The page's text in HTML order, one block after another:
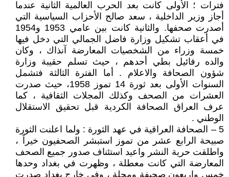
فترات ؛ الأولى كانت بعد الحرب العالمية الثانية عندما
أجاز وزير الداخلية ، سعد صالح الأحزاب السياسية التي
أصدرت صحفها. والثانية كانت بين عامي 1953 و1954
في أعقاب تشكيل وزارة فاضل الجمالي التي دخل فيها
خمسة وزراء من الشخصيات المعارضة آنذاك ، وكان
والده رفائيل بطي أحدهم ، حيث تسلم حقيبة وزارة
شؤون الصحافة والاعلام . أما الفترة الثالثة فتشمل
السنوات الأولى بعد ثورة 14 تموز 1958، حيث صدرت
العشرات من الصحف وكذلك المجلات الثقافية ، كما
عرف العراق الصحافة الكردية قبل تحقيق الاستقلال
الوطني .
5 – الصحافة العراقية في عهد الثورة : ولما اعلنت الثورة
صبيحة الرابع عشر من تموز استبشر الصحفيون خيراً ،
واطلقت حرية النشر واعيد استئناف صدور جميع الصحف
المعارضة التي كانت معطلة ، وظهرت في بغداد وحدها
خمس واربعون صحيفة ومجلة ، وفي خارج بغداد صدرت